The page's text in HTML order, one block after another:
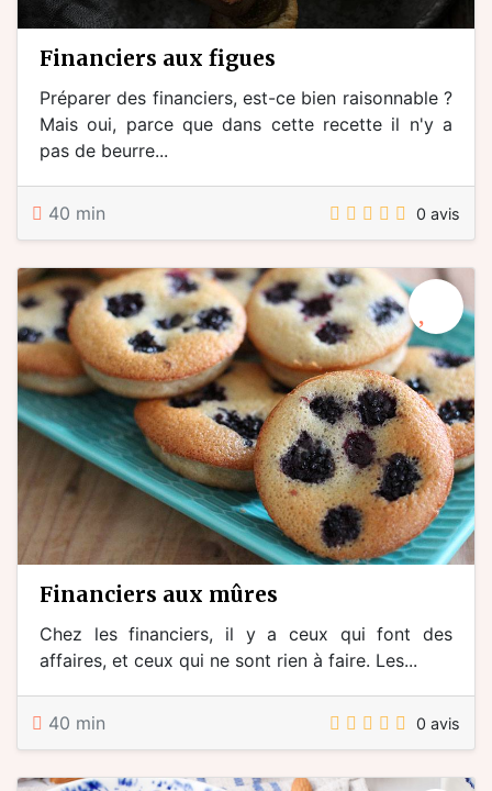
financiers aux figues
Préparer des financiers, est-ce bien raisonnable ?
Mais oui, parce que dans cette recette il n'y a
pas de beurre...
40 min 0 avis
financiers aux mûres
Chez les financiers, il y a ceux qui font des
affaires, et ceux qui ne sont rien à faire. Les...
40 min 0 avis